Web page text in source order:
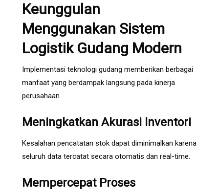
Keunggulan
Menggunakan Sistem
Logistik Gudang Modern
Implementasi teknologi gudang memberikan berbagai
manfaat yang berdampak langsung pada kinerja
perusahaan.
Meningkatkan Akurasi Inventori
Kesalahan pencatatan stok dapat diminimalkan karena
seluruh data tercatat secara otomatis dan real-time.
Mempercepat Proses